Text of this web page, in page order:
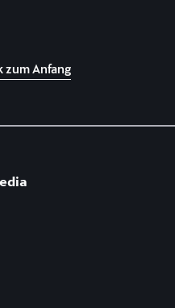
zum Anfang